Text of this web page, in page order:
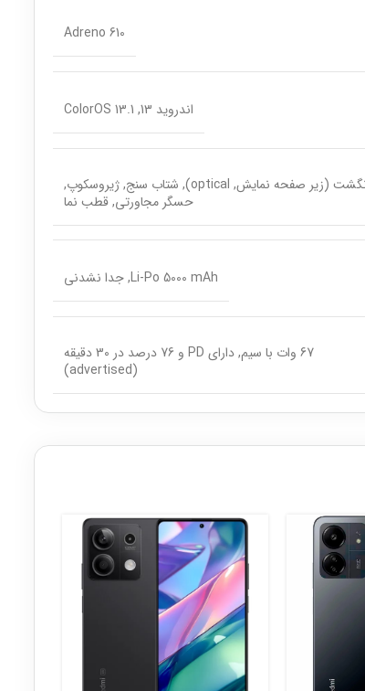
Adreno 610
اندروید 13, ColorOS 13.1
اثر انگشت (زیر صفحه نمایش, optical), شتاب سنج, ژیروسکوپ,
حسگر مجاورتی, قطب نما
Li-Po 5000 mAh, جدا نشدنی
67 وات با سیم, دارای PD و 76 درصد در 30 دقیقه
(advertised)